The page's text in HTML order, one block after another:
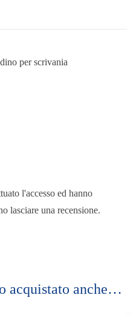
per scrivania
l'accesso ed hanno
lasciare una recensione.
acquistato anche…